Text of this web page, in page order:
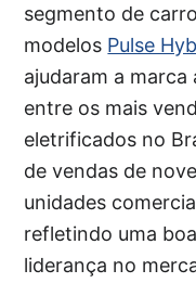
segmento de
modelos Pulse
ajudaram a marca
entre os mais
eletrificados no
de vendas de
unidades
refletindo uma
liderança no